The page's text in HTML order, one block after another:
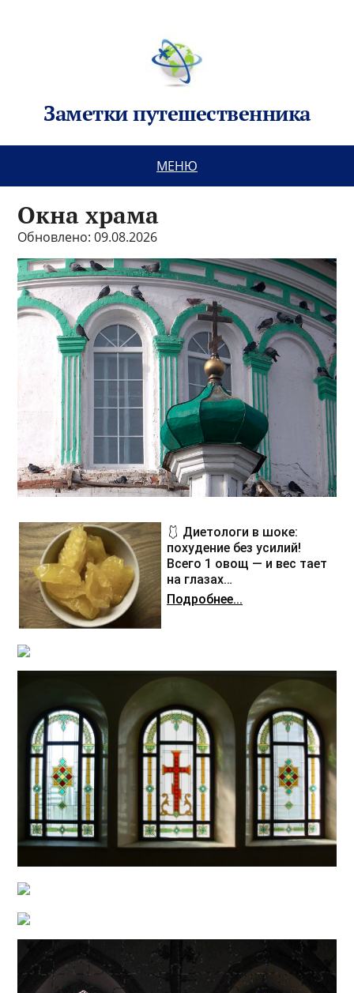
Заметки путешественника
МЕНЮ
Окна храма
Обновлено: 09.08.2026
🩱 Диетологи в шоке:
похудение без усилий!
Всего 1 овощ — и вес тает
на глазах…
Подробнее...